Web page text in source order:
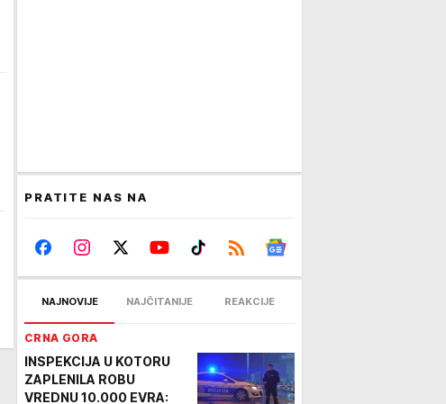
PRATITE NAS NA
NAJNOVIJE NAJČITANIJE REAKCIJE
CRNA GORA
INSPEKCIJA U KOTORU
ZAPLENILA ROBU
VREDNU 10.000 EVRA: